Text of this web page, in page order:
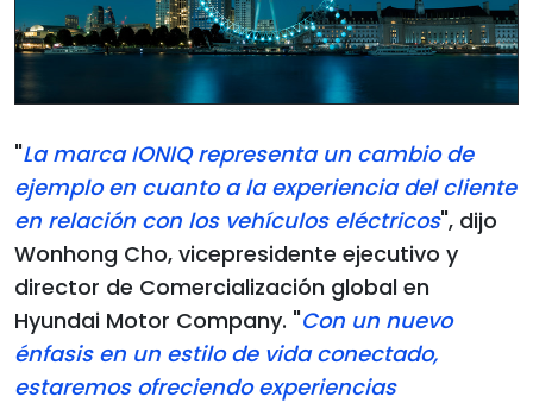
"La marca IONIQ representa un cambio de
ejemplo en cuanto a la experiencia del cliente
en relación con los vehículos eléctricos", dijo
Wonhong Cho, vicepresidente ejecutivo y
director de Comercialización global en
Hyundai Motor Company. "Con un nuevo
énfasis en un estilo de vida conectado,
estaremos ofreciendo experiencias